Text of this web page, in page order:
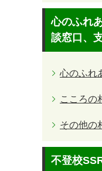
心のふれ
談窓口、
心のふれ
こころの
その他の
不登校